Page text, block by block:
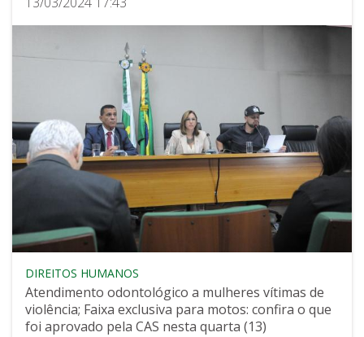
DIREITOS HUMANOS
Atendimento odontológico a mulheres vítimas de
violência; Faixa exclusiva para motos: confira o que
foi aprovado pela CAS nesta quarta (13)